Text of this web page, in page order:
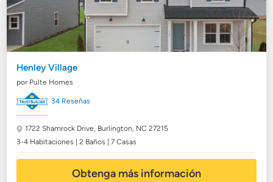
Henley Village
por Pulte Homes
34 Reseñas
1722 Shamrock Drive, Burlington, NC 27215
3-4 Habitaciones | 2 Baños | 7 Casas
Obtenga más información